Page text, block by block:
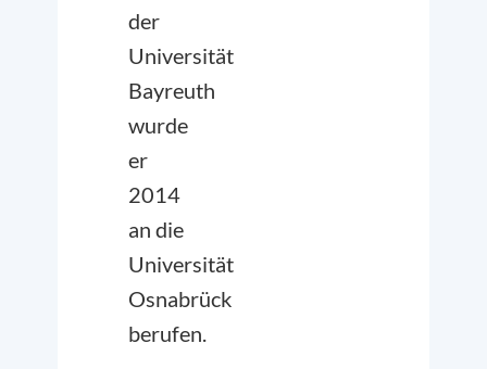
der
Universität
Bayreuth
wurde
er
2014
an die
Universität
Osnabrück
berufen.